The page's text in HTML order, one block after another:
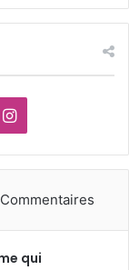
Instagram
Commentaires
qui